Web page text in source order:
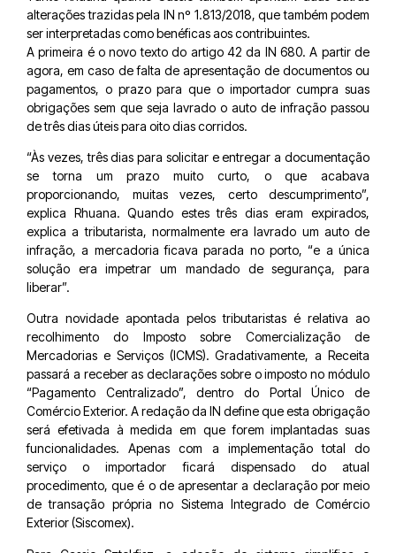
alterações trazidas pela IN nº 1.813/2018, que também podem
ser interpretadas como benéficas aos contribuintes.
A primeira é o novo texto do artigo 42 da IN 680. A partir de
agora, em caso de falta de apresentação de documentos ou
pagamentos, o prazo para que o importador cumpra suas
obrigações sem que seja lavrado o auto de infração passou
de três dias úteis para oito dias corridos.
“Às vezes, três dias para solicitar e entregar a documentação
se torna um prazo muito curto, o que acabava
proporcionando, muitas vezes, certo descumprimento”,
explica Rhuana. Quando estes três dias eram expirados,
explica a tributarista, normalmente era lavrado um auto de
infração, a mercadoria ficava parada no porto, “e a única
solução era impetrar um mandado de segurança, para
liberar”.
Outra novidade apontada pelos tributaristas é relativa ao
recolhimento do Imposto sobre Comercialização de
Mercadorias e Serviços (ICMS). Gradativamente, a Receita
passará a receber as declarações sobre o imposto no módulo
“Pagamento Centralizado”, dentro do Portal Único de
Comércio Exterior. A redação da IN define que esta obrigação
será efetivada à medida em que forem implantadas suas
funcionalidades. Apenas com a implementação total do
serviço o importador ficará dispensado do atual
procedimento, que é o de apresentar a declaração por meio
de transação própria no Sistema Integrado de Comércio
Exterior (Siscomex).